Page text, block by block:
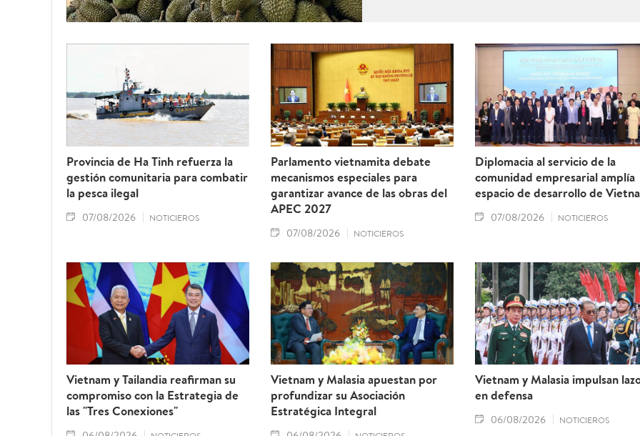
Provincia de Ha Tinh refuerza la
gestión comunitaria para combatir
la pesca ilegal
07/08/2026 NOTICIEROS
Parlamento vietnamita debate
mecanismos especiales para
garantizar avance de las obras del
APEC 2027
07/08/2026 NOTICIEROS
Diplomacia al servicio de la
comunidad empresarial amplía
espacio de desarrollo de
07/08/2026 NOTICIEROS
Vietnam y Tailandia reafirman su
compromiso con la Estrategia de
las "Tres Conexiones"
Vietnam y Malasia apuestan por
profundizar su Asociación
Estratégica Integral
Vietnam y Malasia impulsan
en defensa
06/08/2026 NOTICIEROS